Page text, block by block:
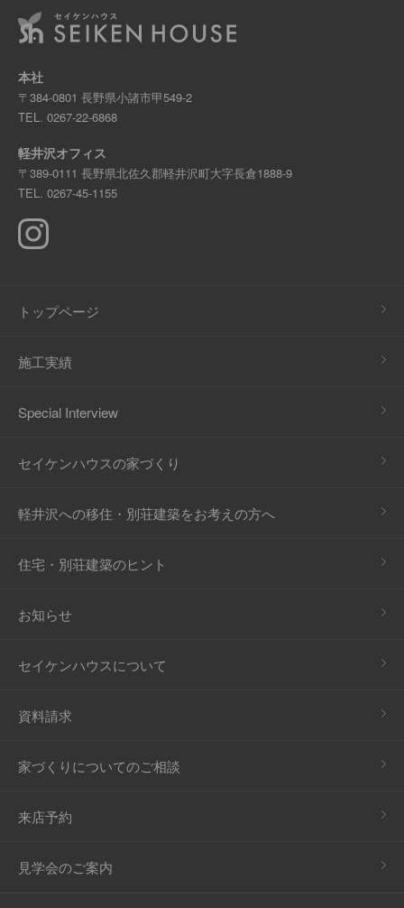
本社
〒384-0801 長野県小諸市甲549-2
TEL. 0267-22-6868
軽井沢オフィス
〒389-0111 長野県北佐久郡軽井沢町大字長倉1888-9
TEL. 0267-45-1155
トップページ
施工実績
Special Interview
セイケンハウスの家づくり
軽井沢への移住・別荘建築をお考えの方へ
住宅・別荘建築のヒント
お知らせ
セイケンハウスについて
資料請求
家づくりについてのご相談
来店予約
見学会のご案内